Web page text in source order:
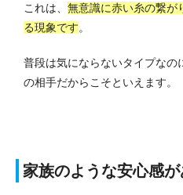
これは、 無意識に赤い糸の繋が
る現象です。
普段は気にならないタイプなの
の相手だからこそといえます。
家族のような安心感が